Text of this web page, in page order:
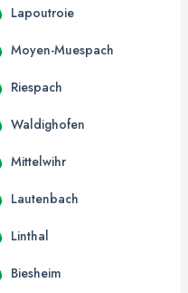
Lapoutroie
Moyen-Muespach
Riespach
Waldighofen
Mittelwihr
Lautenbach
Linthal
Biesheim